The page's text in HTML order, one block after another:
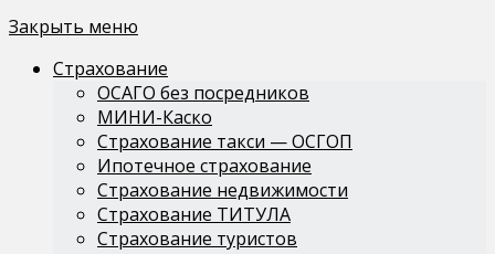
Закрыть меню
Страхование
ОСАГО без посредников
МИНИ-Каско
Страхование такси — ОСГОП
Ипотечное страхование
Страхование недвижимости
Страхование ТИТУЛА
Страхование туристов